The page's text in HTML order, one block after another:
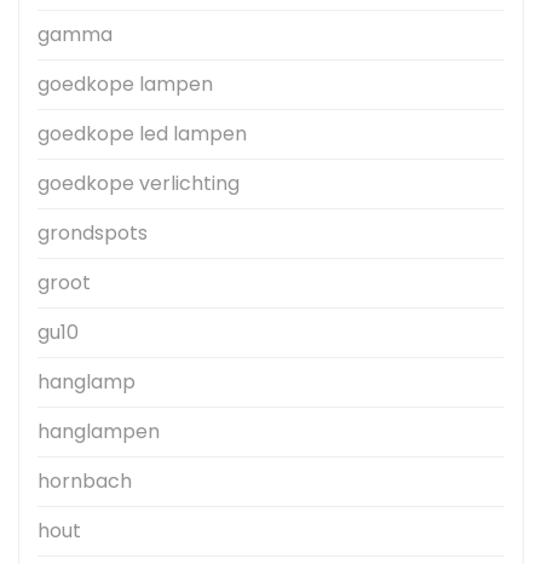
gamma
goedkope lampen
goedkope led lampen
goedkope verlichting
grondspots
groot
gu10
hanglamp
hanglampen
hornbach
hout